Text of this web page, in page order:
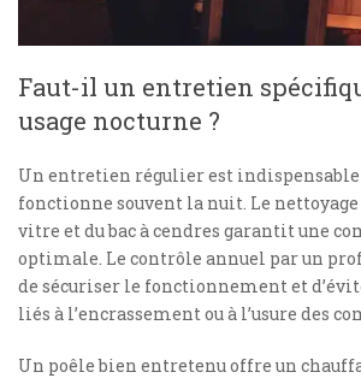
Faut-il un entretien
usage nocturne ?
Un entretien régulier est indispensable
fonctionne souvent la nuit. Le nettoyage
vitre et du bac à cendres garantit une
optimale. Le contrôle annuel par un
de sécuriser le fonctionnement et
liés à l’encrassement ou à l’usure des
Un poêle bien entretenu offre un